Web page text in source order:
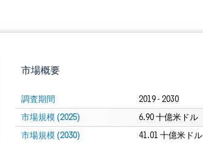
市場概要
調査期間 2019 - 2030
市場規模 (2025) 6.90 十億米ドル
市場規模 (2030) 41.01 十億米ドル